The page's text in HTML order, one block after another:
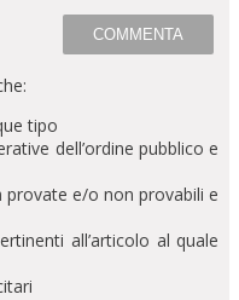
tipo
dell’ordine pubblico e
e/o non provabili e
all’articolo al quale